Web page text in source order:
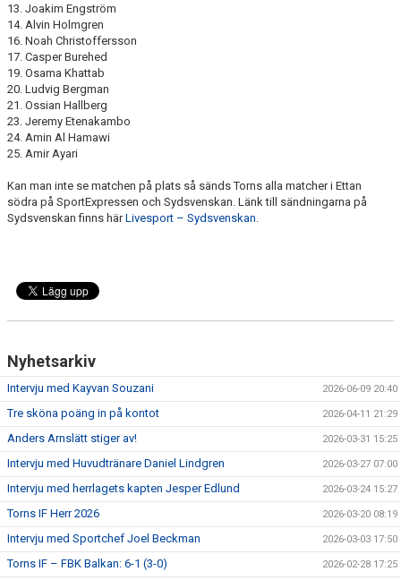
13. Joakim Engström
14. Alvin Holmgren
16. Noah Christoffersson
17. Casper Burehed
19. Osama Khattab
20. Ludvig Bergman
21. Ossian Hallberg
23. Jeremy Etenakambo
24. Amin Al Hamawi
25. Amir Ayari
Kan man inte se matchen på plats så sänds Torns alla matcher i Ettan
södra på SportExpressen och Sydsvenskan. Länk till sändningarna på
Sydsvenskan finns härLivesport – Sydsvenskan
Nyhetsarkiv
Intervju med Kayvan Souzani 2026-06-09 20:40
Tre sköna poäng in på kontot 2026-04-11 21:29
Anders Arnslätt stiger av! 2026-03-31 15:25
Intervju med Huvudtränare Daniel Lindgren 2026-03-27 07:00
Intervju med herrlagets kapten Jesper Edlund 2026-03-24 15:27
Torns IF Herr 2026 2026-03-20 08:19
Intervju med Sportchef Joel Beckman 2026-03-03 17:50
Torns IF – FBK Balkan: 6-1 (3-0) 2026-02-28 17:25